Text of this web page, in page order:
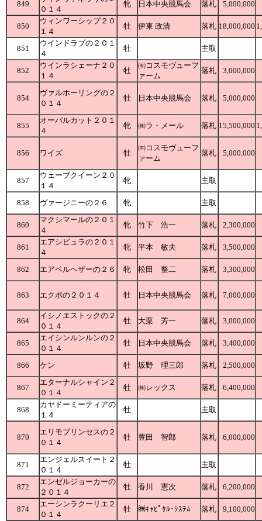
849
０１４
牝 日本中央競馬会 落札 5,000,000
850
ウィンワーシップ２０
１４
牡 伊東 政清 落札 18,000,000
851
ウインドラブの２０１
４
牡 主取
852
ウインラシェーナ２０
１４
牡
㈲コスモヴューフ
ァーム
落札 3,000,000
854
ヴァルホーリングの２
０１４
牡 日本中央競馬会 落札 5,000,000
855
オーバルカット２０１
４
牝 ㈱ラ・メール 落札 15,500,000
856 ワイズ 牡
㈲コスモヴューフ
ァーム
落札 5,000,000
857
ウェーブクイーン２０
１４
牝 主取
858 ヴァージニーの２６ 牝 主取
860
マクシマールの２０１
４
牝 竹下 浩一 落札 2,300,000
861
エアシビュラの２０１
４
牝 平本 敏夫 落札 3,500,000
862 エアベルヘザーの２６ 牝 松田 整二 落札 3,300,000
863 エクボの２０１４ 牡 日本中央競馬会 落札 7,000,000
864
イシノエストックの２
０１４
牡 大栗 芳一 落札 3,000,000
865
エイシンルンルンの２
０１４
牡 日本中央競馬会 落札 3,400,000
866 ケン 牡 坂野 理三郎 落札 2,500,000
867
エターナルシャイン２
０１４
牡 ㈱レックス 落札 6,400,000
868
カヤドーミーティアの
１４
牡 主取
870
エリモプリンセスの２
０１４
牡 豊田 智郎 落札 6,000,000
871
エンジェルスイート２
０１４
牡 主取
872
エンゼルジョーカーの
２０１４
牡 香川 憲次 落札 6,200,000
874
エーシンラクーリエ２
０１４
牡 ㈱ｷｬﾋﾟﾀﾙ･ｼｽﾃﾑ 落札 9,100,000